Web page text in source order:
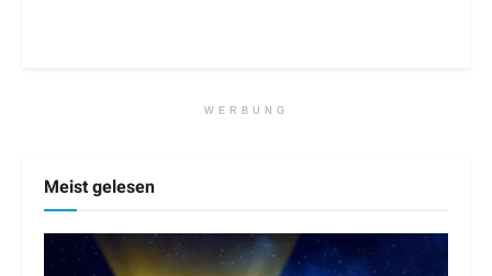
WERBUNG
Meist gelesen